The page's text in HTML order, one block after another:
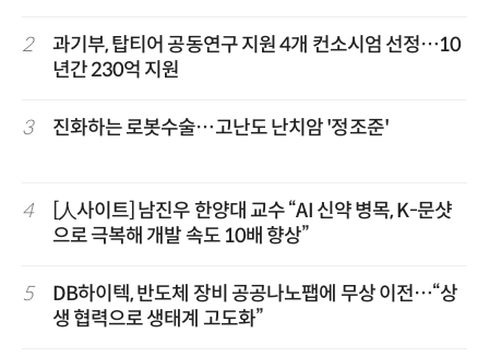
2
과기부, 탑티어 공동연구 지원 4개 컨소시엄 선정…10
년간 230억 지원
3 진화하는 로봇수술…고난도 난치암 '정조준'
4
[人사이트] 남진우 한양대 교수 “AI 신약 병목, K-문샷
으로 극복해 개발 속도 10배 향상”
5
DB하이텍, 반도체 장비 공공나노팹에 무상 이전…“상
생 협력으로 생태계 고도화”